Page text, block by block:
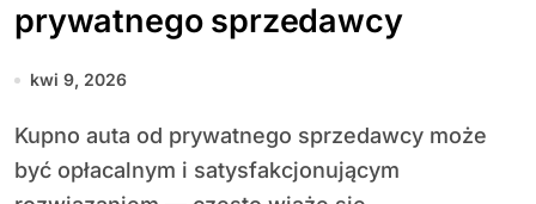
prywatnego sprzedawcy
kwi 9, 2026
Kupno auta od prywatnego sprzedawcy może
być opłacalnym i satysfakcjonującym